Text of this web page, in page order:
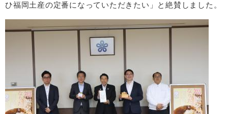
ひ福岡土産の定番になっていただきたい」と絶賛しました。